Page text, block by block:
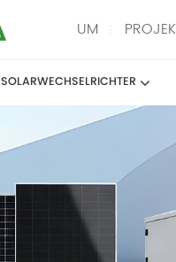
UM
SOLARWECHSELRICHTER